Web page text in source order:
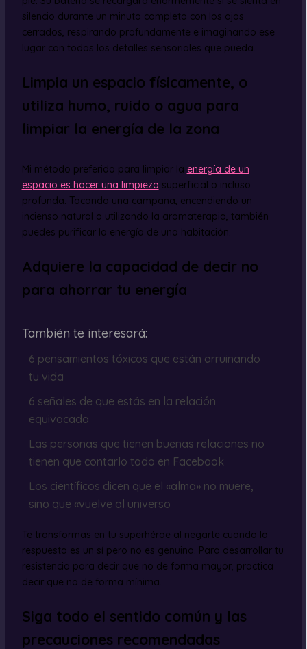
silencio durante un minuto completo con los ojos
cerrados, respirando profundamente e imaginando ese
lugar con todos los detalles sensoriales que pueda.
Limpia un espacio físicamente, o
utiliza humo, ruido o agua para
limpiar la energía de la zona
Mi método preferido para limpiar la energía de un
espacio es hacer una limpieza superficial o incluso
profunda. Tocando una campana, encendiendo un
incienso natural o utilizando la aromaterapia, también
puedes purificar la energía de una habitación.
Adquiere la capacidad de decir no
para ahorrar tu energía
También te interesará:
6 pensamientos tóxicos que están arruinando
tu vida
6 señales de que estás en la relación
equivocada
Las personas que tienen buenas relaciones no
tienen que contarlo todo en Facebook
Los científicos dicen que el «alma» no muere,
sino que «vuelve al universo
Te transformas en tu superhéroe al negarte cuando la
respuesta es un sí pero no es genuina. Para desarrollar tu
resistencia para decir que no de forma mayor, practica
decir que no de forma mínima.
Siga todo el sentido común y las
precauciones recomendadas